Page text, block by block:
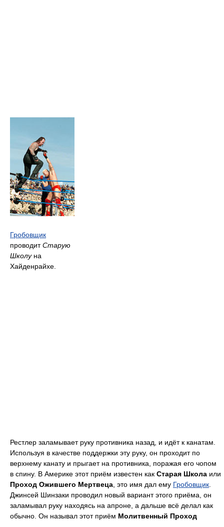
Гробовщик
проводитСтарую
Школуна
Хайденрайхе.
Рестлер заламывает руку противника назад, и идёт к канатам.
Используя в качестве поддержки эту руку, он проходит по
верхнему канату и прыгает на противника, поражая его чопом
в спину. В Америке этот приём известен как Старая Школа или
Проход Ожившего Мертвеца , это имя дал ему Гробовщик
Джинсей Шинзаки проводил новый вариант этого приёма, он
заламывал руку находясь на апроне, а дальше всё делал как
обычно. Он называл этот приём Молитвенный Проход